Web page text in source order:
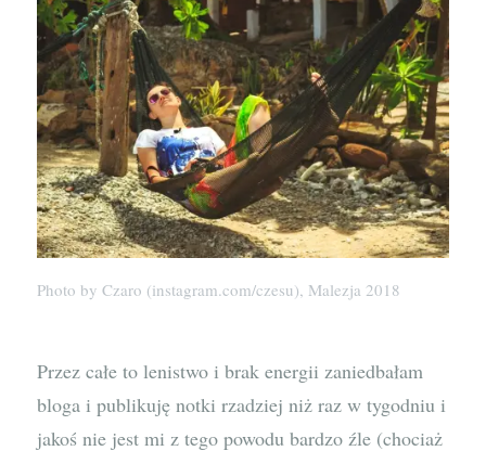
Photo by Czaro (instagram.com/czesu), Malezja 2018
Przez całe to lenistwo i brak energii zaniedbałam
bloga i publikuję notki rzadziej niż raz w tygodniu i
jakoś nie jest mi z tego powodu bardzo źle (chociaż